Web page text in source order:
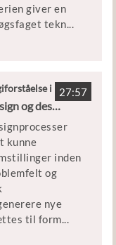
giver en
tekn...
hvordan
og særligt
Hør blandt
har
i
i Odense, få
om
bliv klogere
27:57
i
Episode 2: Digital design og designprocesser
kunne
inden
og
nye
til form...
prototyper